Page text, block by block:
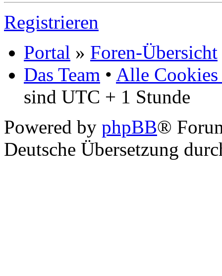
Registrieren
Portal » Foren-Übersicht
Das Team • Alle Cookies
sind UTC + 1 Stunde
Powered by phpBB®
Deutsche Übersetzung